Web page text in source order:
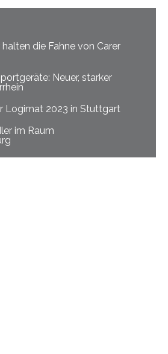
die Fahne von Carer
Neuer, starker
Logimat 2023 in Stuttgart
im Raum